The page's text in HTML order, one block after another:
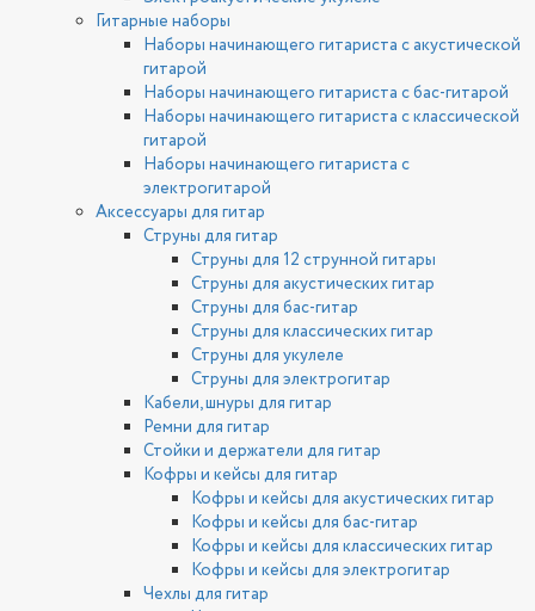
Гитарные наборы
Наборы начинающего гитариста с акустической
гитарой
Наборы начинающего гитариста с бас-гитарой
Наборы начинающего гитариста с классической
гитарой
Наборы начинающего гитариста с
электрогитарой
Аксессуары для гитар
Струны для гитар
Струны для 12 струнной гитары
Струны для акустических гитар
Струны для бас-гитар
Струны для классических гитар
Струны для укулеле
Струны для электрогитар
Кабели, шнуры для гитар
Ремни для гитар
Стойки и держатели для гитар
Кофры и кейсы для гитар
Кофры и кейсы для акустических гитар
Кофры и кейсы для бас-гитар
Кофры и кейсы для классических гитар
Кофры и кейсы для электрогитар
Чехлы для гитар